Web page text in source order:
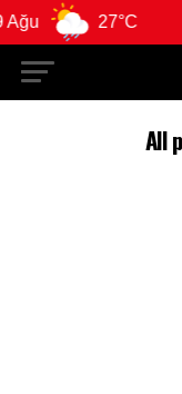
27°C
All